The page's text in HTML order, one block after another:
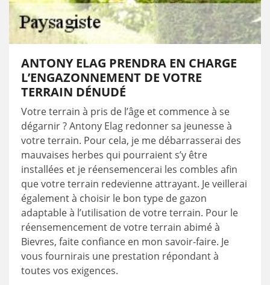
ANTONY ELAG PRENDRA EN CHARGE
L’ENGAZONNEMENT DE VOTRE
TERRAIN DÉNUDÉ
Votre terrain à pris de l’âge et commence à se
dégarnir ? Antony Elag redonner sa jeunesse à
votre terrain. Pour cela, je me débarrasserai des
mauvaises herbes qui pourraient s’y être
installées et je réensemencerai les combles afin
que votre terrain redevienne attrayant. Je veillerai
également à choisir le bon type de gazon
adaptable à l’utilisation de votre terrain. Pour le
réensemencement de votre terrain abimé à
Bievres, faite confiance en mon savoir-faire. Je
vous fournirais une prestation répondant à
toutes vos exigences.